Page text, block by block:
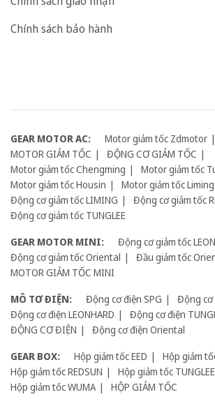
Chính sách bảo hành
GEAR MOTOR AC:
Motor giảm tốc Zdmotor
MOTOR GIẢM TỐC
ĐỘNG CƠ GIẢM TỐC
Motor giảm tốc Chengming
Motor giảm tốc
Motor giảm tốc Housin
Motor giảm tốc Liming
Động cơ giảm tốc LIMING
Động cơ giảm tốc
Động cơ giảm tốc TUNGLEE
GEAR MOTOR MINI:
Động cơ giảm tốc
Động cơ giảm tốc Oriental
Đầu giảm tốc
MOTOR GIẢM TỐC MINI
MÔ TƠ ĐIỆN:
Động cơ điện SPG
Động cơ
Động cơ điện LEONHARD
Động cơ điện
ĐỘNG CƠ ĐIỆN
Động cơ điện Oriental
GEAR BOX:
Hộp giảm tốc EED
Hộp giảm
Hộp giảm tốc REDSUN
Hộp giảm tốc TUNGLEE
Hộp giảm tốc WUMA
HỘP GIẢM TỐC